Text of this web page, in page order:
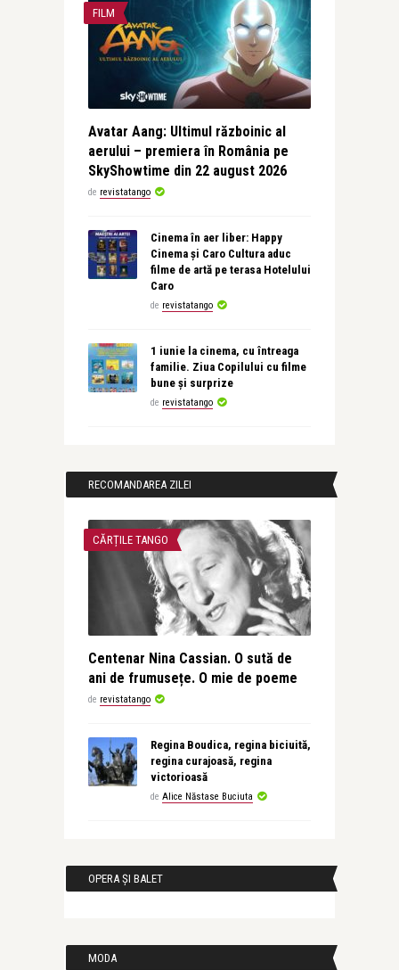
FILM
Avatar Aang: Ultimul războinic al
aerului – premiera în România pe
SkyShowtime din 22 august 2026
de revistatango
Cinema în aer liber: Happy
Cinema și Caro Cultura aduc
filme de artă pe terasa Hotelului
Caro
de revistatango
1 iunie la cinema, cu întreaga
familie. Ziua Copilului cu filme
bune și surprize
de revistatango
RECOMANDAREA ZILEI
CĂRȚILE TANGO
Centenar Nina Cassian. O sută de
ani de frumusețe. O mie de poeme
de revistatango
Regina Boudica, regina biciuită,
regina curajoasă, regina
victorioasă
de Alice Năstase Buciuta
OPERA ȘI BALET
MODA